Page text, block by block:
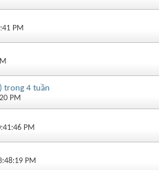
PM
trong 4 tuần
PM
PM
PM